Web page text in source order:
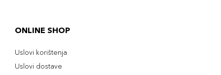
ONLINE SHOP
Uslovi korištenja
Uslovi dostave